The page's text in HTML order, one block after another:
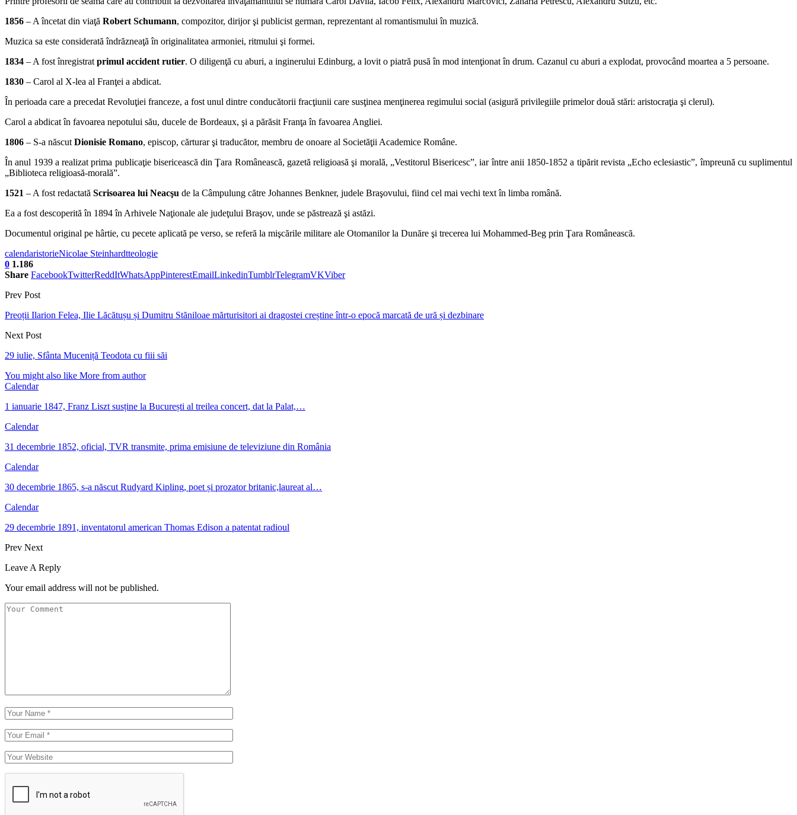
1856 – A încetat din viaţă Robert Schumann, compozitor, dirijor şi publicist german, reprezentant al romantismului în muzică.
Muzica sa este considerată îndrăzneaţă în originalitatea armoniei, ritmului şi formei.
1834 – A fost înregistrat primul accident rutier. O diligenţă cu aburi, a inginerului Edinburg, a lovit o piatră pusă în mod intenţionat în drum. Cazanul cu aburi a explodat, provocând moartea a 5 persoane.
1830 – Carol al X-lea al Franţei a abdicat.
În perioada care a precedat Revoluţiei franceze, a fost unul dintre conducătorii fracţiunii care susţinea menţinerea regimului social (asigură privilegiile primelor două stări: aristocraţia şi clerul).
Carol a abdicat în favoarea nepotului său, ducele de Bordeaux, şi a părăsit Franţa în favoarea Angliei.
1806 – S-a născut Dionisie Romano, episcop, cărturar şi traducător, membru de onoare al Societăţii Academice Române.
În anul 1939 a realizat prima publicaţie bisericească din Ţara Românească, gazetă religioasă şi morală, „Vestitorul Bisericescˮ, iar între anii 1850-1852 a tipărit revista „Echo eclesiasticˮ, împreună cu suplimentul
„Biblioteca religioasă-moralăˮ.
1521 – A fost redactată Scrisoarea lui Neacşu de la Câmpulung către Johannes Benkner, judele Braşovului, fiind cel mai vechi text în limba română.
Ea a fost descoperită în 1894 în Arhivele Naţionale ale judeţului Braşov, unde se păstrează şi astăzi.
Documentul original pe hârtie, cu pecete aplicată pe verso, se referă la mişcările militare ale Otomanilor la Dunăre şi trecerea lui Mohammed-Beg prin Ţara Românească.
calendaristorieNicolae Steinhardtteologie
0 1.186
Share FacebookTwitterReddItWhatsAppPinterestEmailLinkedinTumblrTelegramVKViber
Prev Post
Preoții Ilarion Felea, Ilie Lăcătușu și Dumitru Stăniloae mărturisitori ai dragostei creștine într-o epocă marcată de ură și dezbinare
Next Post
29 iulie, Sfânta Muceniță Teodota cu fiii săi
You might also like More from author
Calendar
1 ianuarie 1847, Franz Liszt susține la București al treilea concert, dat la Palat,…
Calendar
31 decembrie 1852, oficial, TVR transmite, prima emisiune de televiziune din România
Calendar
30 decembrie 1865, s-a născut Rudyard Kipling, poet și prozator britanic,laureat al…
Calendar
29 decembrie 1891, inventatorul american Thomas Edison a patentat radioul
Prev Next
Leave A Reply
Your email address will not be published.